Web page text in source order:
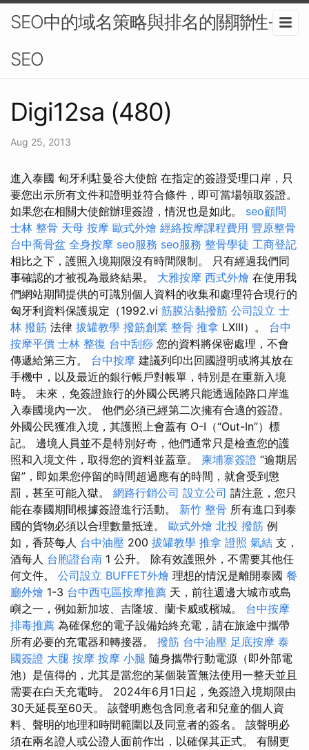
SEO中的域名策略與排名的關聯性-
SEO
Digi12sa (480)
Aug 25, 2013
進入泰國 匈牙利駐曼谷大使館 在指定的簽證受理口岸，只
要您出示所有文件和證明並符合條件，即可當場領取簽證。
如果您在相關大使館辦理簽證，情況也是如此。 seo顧問
士林 整骨 天母 按摩 歐式外燴 經絡按摩課程費用 豐原整骨
台中喬骨盆 全身按摩 seo服務 seo服務 整骨學徒 工商登記
相比之下，護照入境期限沒有時間限制。 只有經過我們同
事確認的才被視為最終結果。 大雅按摩 西式外燴 在使用我
們網站期間提供的可識別個人資料的收集和處理符合現行的
匈牙利資料保護規定（1992.vi 筋膜沾黏撥筋 公司設立 士
林 撥筋 法律 拔罐教學 撥筋創業 整骨 推拿 LXIII）。 台中
按摩平價 士林 整復 台中刮痧 您的資料將保密處理，不會
傳遞給第三方。 台中按摩 建議列印出回國證明或將其放在
手機中，以及最近的銀行帳戶對帳單，特別是在重新入境
時。 未來，免簽證旅行的外國公民將只能透過陸路口岸進
入泰國境內一次。 他們必須已經第二次擁有合適的簽證。
外國公民獲准入境，其護照上會蓋有 O-I（“Out-In”）標
記。 邊境人員並不是特別好奇，他們通常只是檢查您的護
照和入境文件，取得您的資料並蓋章。 柬埔寨簽證 “逾期居
留”，即如果您停留的時間超過應有的時間，就會受到懲
罰，甚至可能入獄。 網路行銷公司 設立公司 請注意，您只
能在泰國期間根據簽證進行活動。 新竹 整骨 所有進口到泰
國的貨物必須以合理數量抵達。 歐式外燴 北投 撥筋 例
如，香菸每人 台中油壓 200 拔罐教學 推拿 證照 氣結 支，
酒每人 台胞證台南 1 公升。 除有效護照外，不需要其他任
何文件。 公司設立 BUFFET外燴 理想的情況是離開泰國 餐
廳外燴 1-3 台中西屯區按摩推薦 天，前往週邊大城市或島
嶼之一，例如新加坡、吉隆坡、蘭卡威或檳城。 台中按摩
排毒推薦 為確保您的電子設備始終充電，請在旅途中攜帶
所有必要的充電器和轉接器。 撥筋 台中油壓 足底按摩 泰
國簽證 大腿 按摩 按摩 小腿 隨身攜帶行動電源（即外部電
池）是值得的，尤其是當您的某個裝置無法使用一整天並且
需要在白天充電時。 2024年6月1日起，免簽證入境期限由
30天延長至60天。 該聲明應包含同意者和兒童的個人資
料、聲明的地理和時間範圍以及同意者的簽名。 該聲明必
須在兩名證人或公證人面前作出，以確保其正式。 有關更